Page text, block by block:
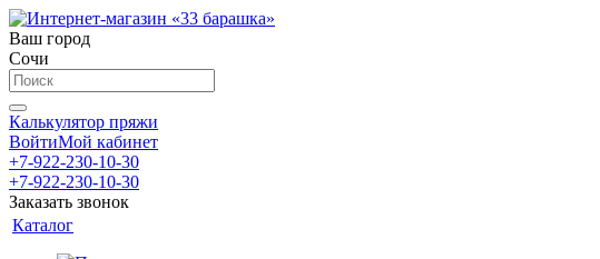
Ваш город
Сочи
Калькулятор пряжи
ВойтиМой кабинет
+7-922-230-10-30
+7-922-230-10-30
Заказать звонок
Каталог